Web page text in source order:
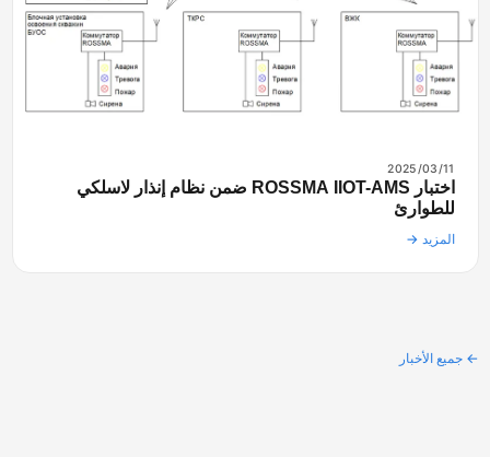
2025/03/11
اختبار ROSSMA IIOT-AMS ضمن نظام إنذار لاسلكي
للطوارئ
المزيد →
الأخبار